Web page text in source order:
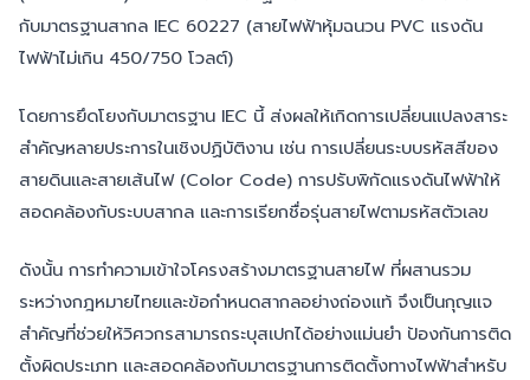
กับมาตรฐานสากล IEC 60227 (สายไฟฟ้าหุ้มฉนวน PVC แรงดัน
ไฟฟ้าไม่เกิน 450/750 โวลต์)
โดยการยึดโยงกับมาตรฐาน IEC นี้ ส่งผลให้เกิดการเปลี่ยนแปลงสาระ
สำคัญหลายประการในเชิงปฏิบัติงาน เช่น การเปลี่ยนระบบรหัสสีของ
สายดินและสายเส้นไฟ (Color Code) การปรับพิกัดแรงดันไฟฟ้าให้
สอดคล้องกับระบบสากล และการเรียกชื่อรุ่นสายไฟตามรหัสตัวเลข
ดังนั้น การทำความเข้าใจโครงสร้างมาตรฐานสายไฟ ที่ผสานรวม
ระหว่างกฎหมายไทยและข้อกำหนดสากลอย่างถ่องแท้ จึงเป็นกุญแจ
สำคัญที่ช่วยให้วิศวกรสามารถระบุสเปกได้อย่างแม่นยำ ป้องกันการติด
ตั้งผิดประเภท และสอดคล้องกับมาตรฐานการติดตั้งทางไฟฟ้าสำหรับ